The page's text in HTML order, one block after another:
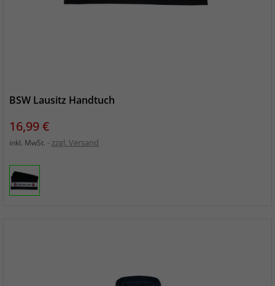
BSW Lausitz Handtuch
Preis
16,99 €
inkl. MwSt. zzgl. Versand